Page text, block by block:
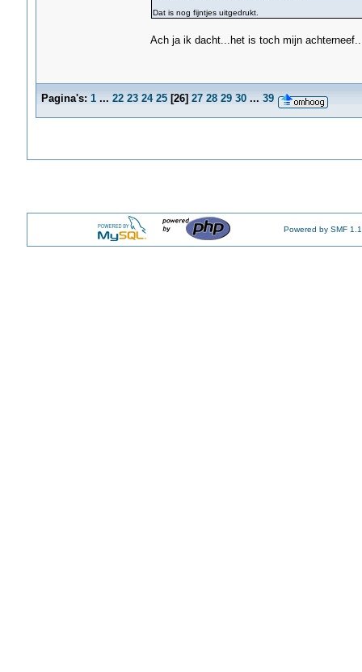
Dat is nog fijntjes uitgedrukt.
Ach ja ik dacht...het is toch mijn
Pagina's: 1 ... 22 23 24 25[26] 27 28 29 30 ... 39
Powered by SMF